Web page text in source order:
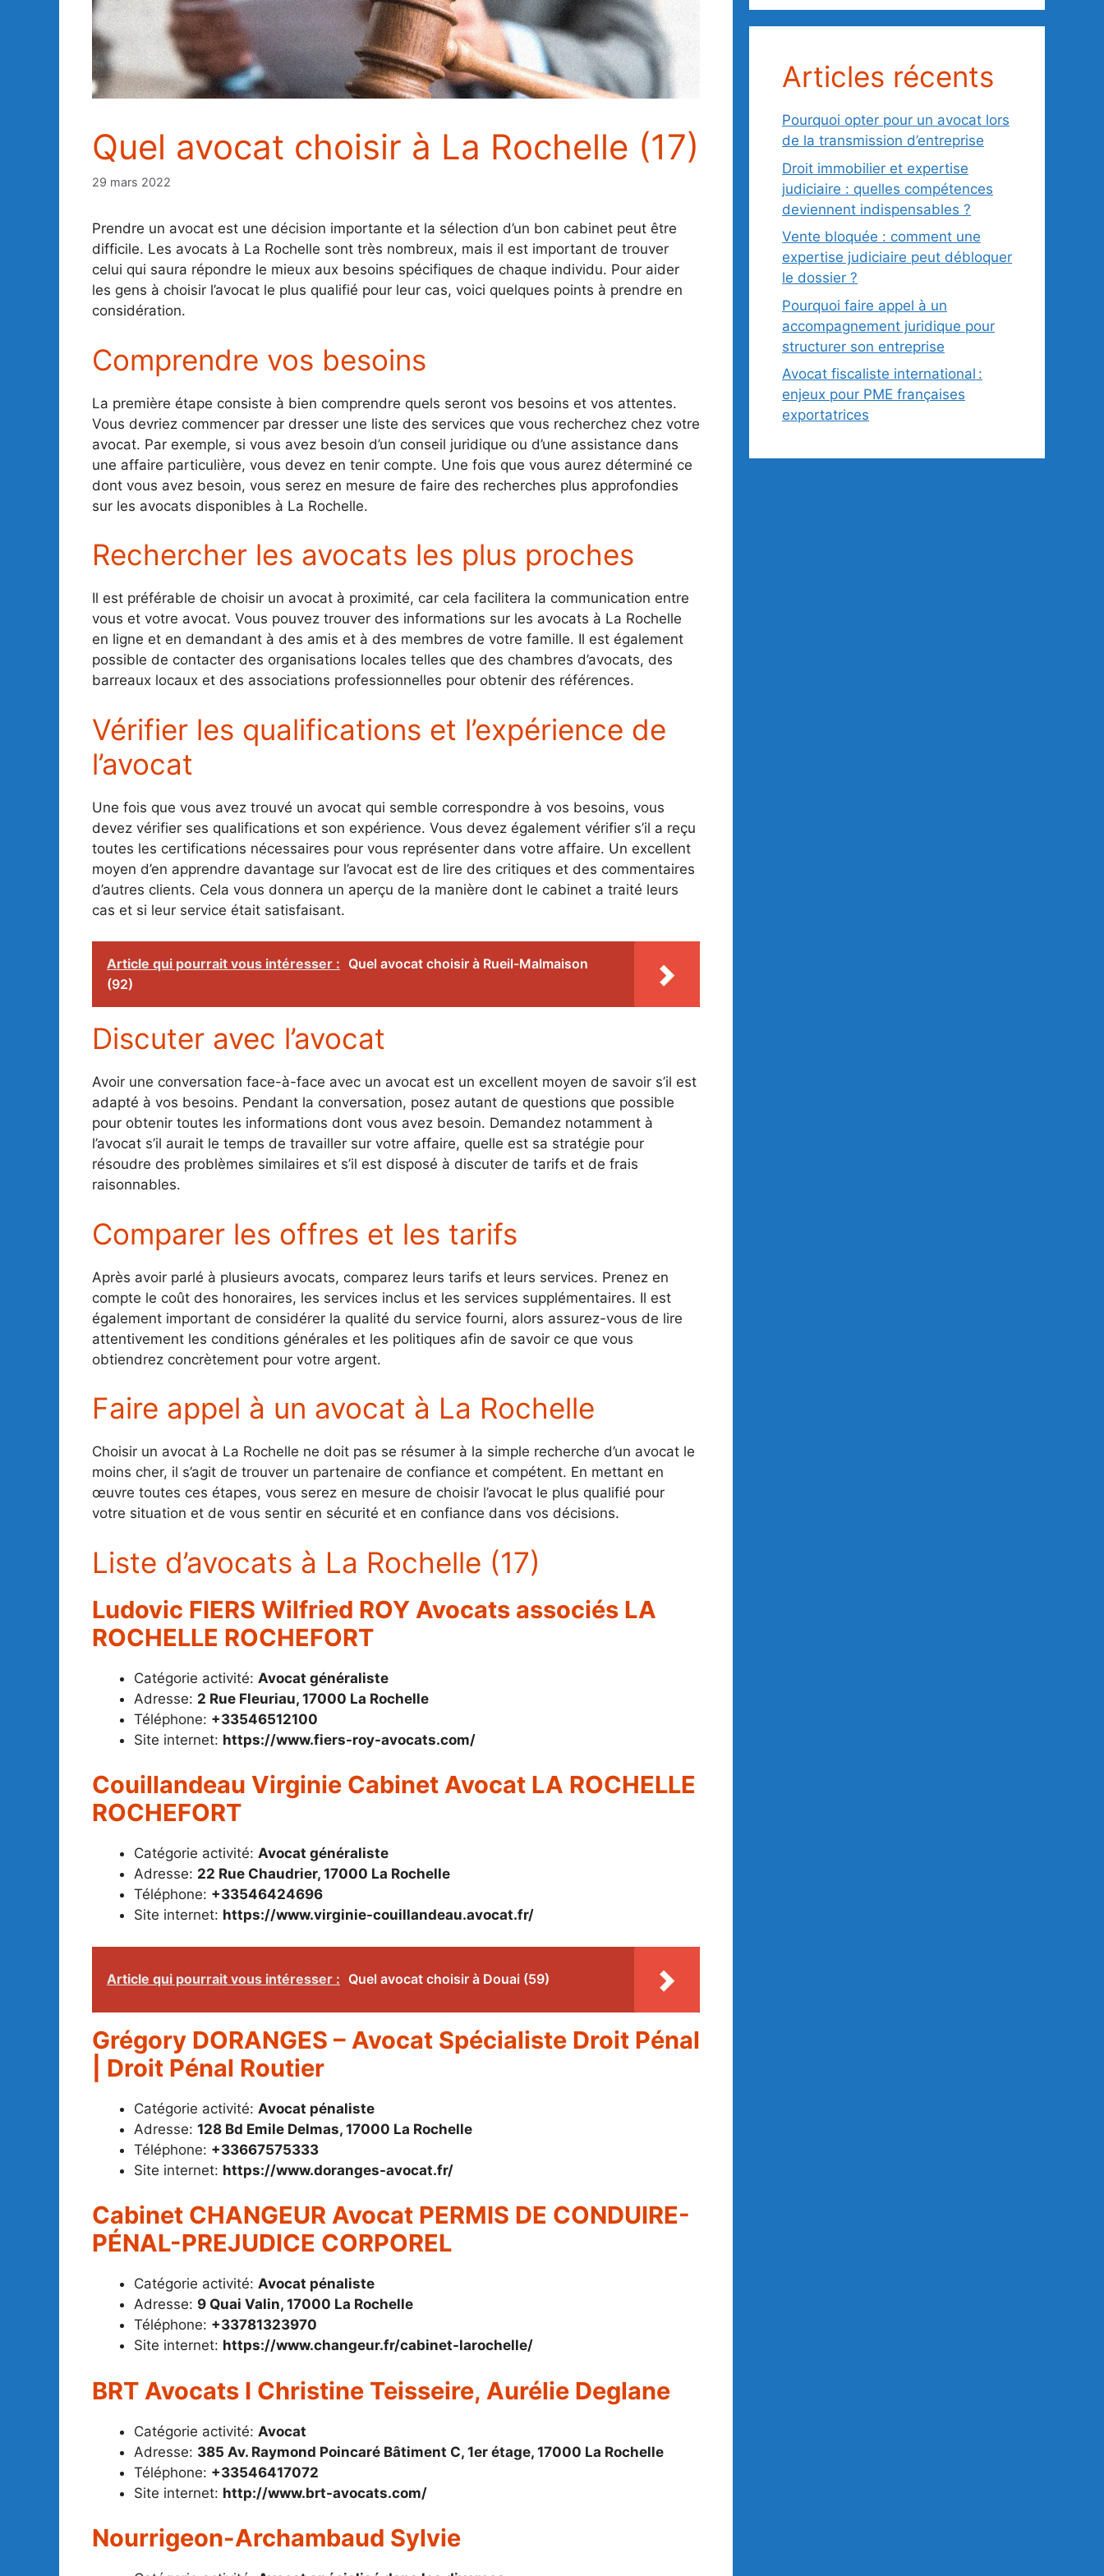
Quel avocat choisir à La Rochelle (17)
29 mars 2022
Prendre un avocat est une décision importante et la sélection d’un bon cabinet peut être
difficile. Les avocats à La Rochelle sont très nombreux, mais il est important de trouver
celui qui saura répondre le mieux aux besoins spécifiques de chaque individu. Pour aider
les gens à choisir l’avocat le plus qualifié pour leur cas, voici quelques points à prendre en
considération.
Comprendre vos besoins
La première étape consiste à bien comprendre quels seront vos besoins et vos attentes.
Vous devriez commencer par dresser une liste des services que vous recherchez chez votre
avocat. Par exemple, si vous avez besoin d’un conseil juridique ou d’une assistance dans
une affaire particulière, vous devez en tenir compte. Une fois que vous aurez déterminé ce
dont vous avez besoin, vous serez en mesure de faire des recherches plus approfondies
sur les avocats disponibles à La Rochelle.
Rechercher les avocats les plus proches
Il est préférable de choisir un avocat à proximité, car cela facilitera la communication entre
vous et votre avocat. Vous pouvez trouver des informations sur les avocats à La Rochelle
en ligne et en demandant à des amis et à des membres de votre famille. Il est également
possible de contacter des organisations locales telles que des chambres d’avocats, des
barreaux locaux et des associations professionnelles pour obtenir des références.
Vérifier les qualifications et l’expérience de
l’avocat
Une fois que vous avez trouvé un avocat qui semble correspondre à vos besoins, vous
devez vérifier ses qualifications et son expérience. Vous devez également vérifier s’il a reçu
toutes les certifications nécessaires pour vous représenter dans votre affaire. Un excellent
moyen d’en apprendre davantage sur l’avocat est de lire des critiques et des commentaires
d’autres clients. Cela vous donnera un aperçu de la manière dont le cabinet a traité leurs
cas et si leur service était satisfaisant.
Article qui pourrait vous intéresser : Quel avocat choisir à Rueil-Malmaison
(92)
Discuter avec l’avocat
Avoir une conversation face-à-face avec un avocat est un excellent moyen de savoir s’il est
adapté à vos besoins. Pendant la conversation, posez autant de questions que possible
pour obtenir toutes les informations dont vous avez besoin. Demandez notamment à
l’avocat s’il aurait le temps de travailler sur votre affaire, quelle est sa stratégie pour
résoudre des problèmes similaires et s’il est disposé à discuter de tarifs et de frais
raisonnables.
Comparer les offres et les tarifs
Après avoir parlé à plusieurs avocats, comparez leurs tarifs et leurs services. Prenez en
compte le coût des honoraires, les services inclus et les services supplémentaires. Il est
également important de considérer la qualité du service fourni, alors assurez-vous de lire
attentivement les conditions générales et les politiques afin de savoir ce que vous
obtiendrez concrètement pour votre argent.
Faire appel à un avocat à La Rochelle
Choisir un avocat à La Rochelle ne doit pas se résumer à la simple recherche d’un avocat le
moins cher, il s’agit de trouver un partenaire de confiance et compétent. En mettant en
œuvre toutes ces étapes, vous serez en mesure de choisir l’avocat le plus qualifié pour
votre situation et de vous sentir en sécurité et en confiance dans vos décisions.
Liste d’avocats à La Rochelle (17)
Ludovic FIERS Wilfried ROY Avocats associés LA
ROCHELLE ROCHEFORT
Catégorie activité: Avocat généraliste
Adresse: 2 Rue Fleuriau, 17000 La Rochelle
Téléphone: +33546512100
Site internet: https://www.fiers-roy-avocats.com/
Couillandeau Virginie Cabinet Avocat LA ROCHELLE
ROCHEFORT
Catégorie activité: Avocat généraliste
Adresse: 22 Rue Chaudrier, 17000 La Rochelle
Téléphone: +33546424696
Site internet: https://www.virginie-couillandeau.avocat.fr/
Article qui pourrait vous intéresser : Quel avocat choisir à Douai (59)
Grégory DORANGES – Avocat Spécialiste Droit Pénal
| Droit Pénal Routier
Catégorie activité: Avocat pénaliste
Adresse: 128 Bd Emile Delmas, 17000 La Rochelle
Téléphone: +33667575333
Site internet: https://www.doranges-avocat.fr/
Cabinet CHANGEUR Avocat PERMIS DE CONDUIRE-
PÉNAL-PREJUDICE CORPOREL
Catégorie activité: Avocat pénaliste
Adresse: 9 Quai Valin, 17000 La Rochelle
Téléphone: +33781323970
Site internet: https://www.changeur.fr/cabinet-larochelle/
BRT Avocats I Christine Teisseire, Aurélie Deglane
Catégorie activité: Avocat
Adresse: 385 Av. Raymond Poincaré Bâtiment C, 1er étage, 17000 La Rochelle
Téléphone: +33546417072
Site internet: http://www.brt-avocats.com/
Nourrigeon-Archambaud Sylvie
Articles récents
Pourquoi opter pour un avocat lors
de la transmission d’entreprise
Droit immobilier et expertise
judiciaire : quelles compétences
deviennent indispensables ?
Vente bloquée : comment une
expertise judiciaire peut débloquer
le dossier ?
Pourquoi faire appel à un
accompagnement juridique pour
structurer son entreprise
Avocat fiscaliste international :
enjeux pour PME françaises
exportatrices